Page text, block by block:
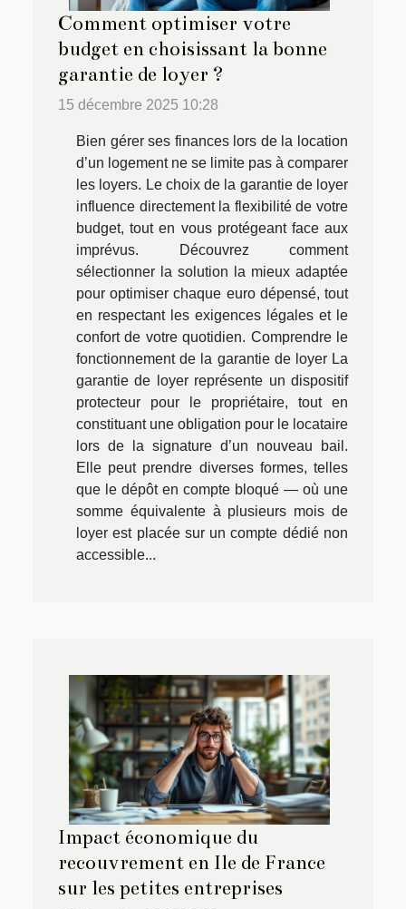
Comment optimiser votre
budget en choisissant la bonne
garantie de loyer ?
15 décembre 2025 10:28
Bien gérer ses finances lors de la location
d’un logement ne se limite pas à comparer
les loyers. Le choix de la garantie de loyer
influence directement la flexibilité de votre
budget, tout en vous protégeant face aux
imprévus. Découvrez comment
sélectionner la solution la mieux adaptée
pour optimiser chaque euro dépensé, tout
en respectant les exigences légales et le
confort de votre quotidien. Comprendre le
fonctionnement de la garantie de loyer La
garantie de loyer représente un dispositif
protecteur pour le propriétaire, tout en
constituant une obligation pour le locataire
lors de la signature d’un nouveau bail.
Elle peut prendre diverses formes, telles
que le dépôt en compte bloqué — où une
somme équivalente à plusieurs mois de
loyer est placée sur un compte dédié non
accessible...
Impact économique du
recouvrement en Ile de France
sur les petites entreprises